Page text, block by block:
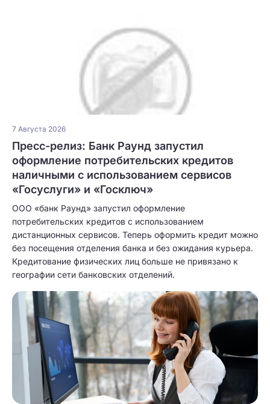
7 Августа 2026
Пресс-релиз: Банк Раунд запустил
оформление потребительских кредитов
наличными с использованием сервисов
«Госуслуги» и «Госключ»
ООО «банк Раунд» запустил оформление
потребительских кредитов с использованием
дистанционных сервисов. Теперь оформить кредит можно
без посещения отделения банка и без ожидания курьера.
Кредитование физических лиц больше не привязано к
географии сети банковских отделений.